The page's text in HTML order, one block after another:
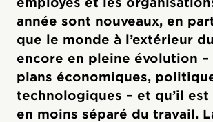
année sont nouveaux, en
que le monde à l’extérieur
encore en pleine évolution –
plans économiques,
technologiques – et qu’il est
en moins séparé du travail.